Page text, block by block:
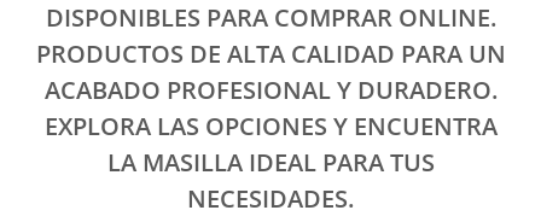
DISPONIBLES PARA COMPRAR ONLINE.
PRODUCTOS DE ALTA CALIDAD PARA UN
ACABADO PROFESIONAL Y DURADERO.
EXPLORA LAS OPCIONES Y ENCUENTRA
LA MASILLA IDEAL PARA TUS
NECESIDADES.